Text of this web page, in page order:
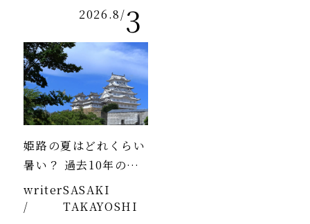
2026.8/3
姫路の夏はどれくらい
暑い？ 過去10年のデ
ータより
writer
/
SASAKI
TAKAYOSHI